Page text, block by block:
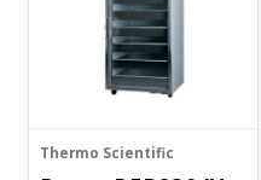
Thermo Scientific